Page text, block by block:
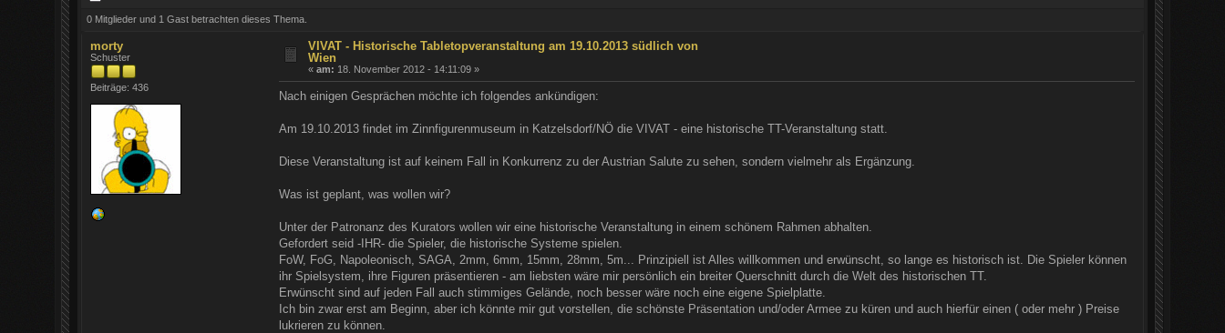
0 Mitglieder und 1 Gast betrachten dieses Thema.
morty
Schuster
Beiträge: 436
VIVAT - Historische Tabletopveranstaltung am 19.10.2013 südlich von
Wien
«am: 18. November 2012 - 14:11:09 »
Nach einigen Gesprächen möchte ich folgendes ankündigen:
Am 19.10.2013 findet im Zinnfigurenmuseum in Katzelsdorf/NÖ die VIVAT - eine historische TT-Veranstaltung statt.
Diese Veranstaltung ist auf keinem Fall in Konkurrenz zu der Austrian Salute zu sehen, sondern vielmehr als Ergänzung.
Was ist geplant, was wollen wir?
Unter der Patronanz des Kurators wollen wir eine historische Veranstaltung in einem schönem Rahmen abhalten.
Gefordert seid -IHR- die Spieler, die historische Systeme spielen.
FoW, FoG, Napoleonisch, SAGA, 2mm, 6mm, 15mm, 28mm, 5m... Prinzipiell ist Alles willkommen und erwünscht, so lange es historisch ist. Die Spieler können
ihr Spielsystem, ihre Figuren präsentieren - am liebsten wäre mir persönlich ein breiter Querschnitt durch die Welt des historischen TT.
Erwünscht sind auf jeden Fall auch stimmiges Gelände, noch besser wäre noch eine eigene Spielplatte.
Ich bin zwar erst am Beginn, aber ich könnte mir gut vorstellen, die schönste Präsentation und/oder Armee zu küren und auch hierfür einen ( oder mehr ) Preise
lukrieren zu können.